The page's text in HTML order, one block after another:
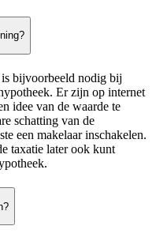
bijvoorbeeld nodig bij
Er zijn op internet
idee van de waarde te
schatting van de
een makelaar inschakelen.
taxatie later ook kunt